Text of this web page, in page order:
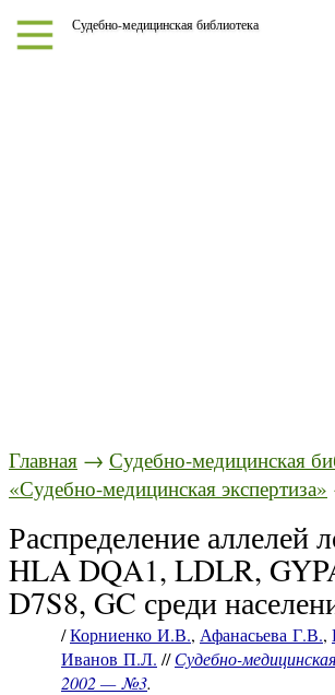
Судебно-медицинская библиотека
Главная → Судебно-медицинская
«Судебно-медицинская экспертиза»
Распределение аллелей
HLA DQA1, LDLR,
D7S8, GC среди
/Корниенко И.В., Афанасьева Г.В.,
Иванов П.Л. //Судебно-
2002 — №3.